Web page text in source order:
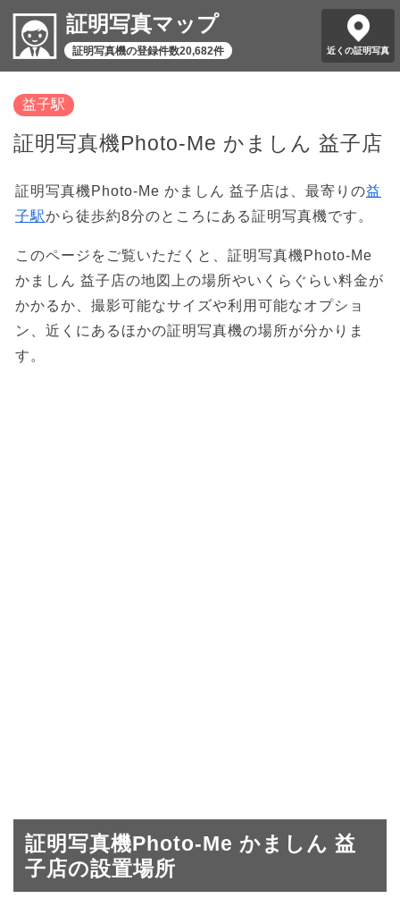
証明写真マップ
証明写真機の登録件数20,682件 近くの証明写真
益子駅
証明写真機Photo-Me かましん 益子店
証明写真機Photo-Me かましん 益子店は、最寄りの益
子駅から徒歩約8分のところにある証明写真機です。
このページをご覧いただくと、証明写真機Photo-Me
かましん 益子店の地図上の場所やいくらぐらい料金が
かかるか、撮影可能なサイズや利用可能なオプショ
ン、近くにあるほかの証明写真機の場所が分かりま
す。
証明写真機Photo-Me かましん 益
子店の設置場所